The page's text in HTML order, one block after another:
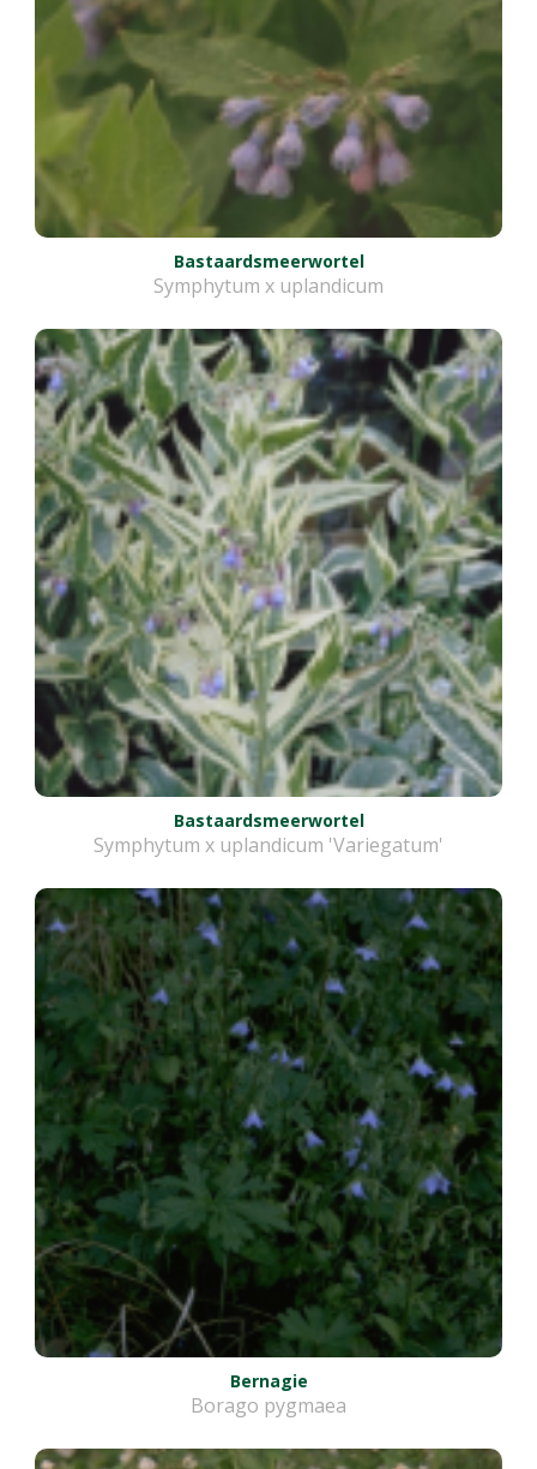
Bastaardsmeerwortel
Symphytum x uplandicum
Bastaardsmeerwortel
Symphytum x uplandicum 'Variegatum'
Bernagie
Borago pygmaea